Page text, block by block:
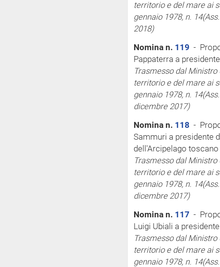
territorio e del mareai
gennaio 1978, n. 14
2018)
Nomina n. 119 -
Pappaterra a
Trasmesso dal
territorio e del mareai
gennaio 1978, n. 14
dicembre 2017)
Nomina n. 118 -
Sammuri a presidente
dell'Arcipelago toscano
Trasmesso dal
territorio e del mareai
gennaio 1978, n. 14
dicembre 2017)
Nomina n. 117 -
Luigi Ubiali a
Trasmesso dal
territorio e del mareai
gennaio 1978, n. 14